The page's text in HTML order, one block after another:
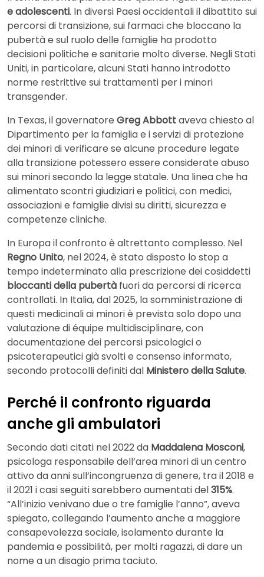
e adolescenti. In diversi Paesi occidentali il dibattito sui
percorsi di transizione, sui farmaci che bloccano la
pubertà e sul ruolo delle famiglie ha prodotto
decisioni politiche e sanitarie molto diverse. Negli Stati
Uniti, in particolare, alcuni Stati hanno introdotto
norme restrittive sui trattamenti per i minori
transgender.
In Texas, il governatore Greg Abbottaveva chiesto al
Dipartimento per la famiglia e i servizi di protezione
dei minori di verificare se alcune procedure legate
alla transizione potessero essere considerate abuso
sui minori secondo la legge statale. Una linea che ha
alimentato scontri giudiziari e politici, con medici,
associazioni e famiglie divisi su diritti, sicurezza e
competenze cliniche.
In Europa il confronto è altrettanto complesso. Nel
Regno Unito, nel 2024, è stato disposto lo stop a
tempo indeterminato alla prescrizione dei cosiddetti
bloccanti della pubertà fuori da percorsi di ricerca
controllati. In Italia, dal 2025, la somministrazione di
questi medicinali ai minori è prevista solo dopo una
valutazione di équipe multidisciplinare, con
documentazione dei percorsi psicologici o
psicoterapeutici già svolti e consenso informato,
secondo protocolli definiti dal Ministero della Salute.
Perché il confronto riguarda
anche gli ambulatori
Secondo dati citati nel 2022 da Maddalena Mosconi,
psicologa responsabile dell’area minori di un centro
attivo da anni sull’incongruenza di genere, tra il 2018 e
il 2021 i casi seguiti sarebbero aumentati del315%.
“All’inizio venivano due o tre famiglie l’anno”, aveva
spiegato, collegando l’aumento anche a maggiore
consapevolezza sociale, isolamento durante la
pandemia e possibilità, per molti ragazzi, di dare un
nome a un disagio prima taciuto.